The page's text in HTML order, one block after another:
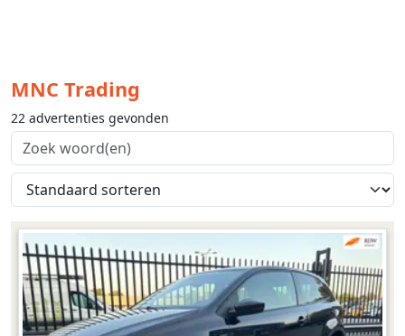
MNC Trading
22 advertenties gevonden